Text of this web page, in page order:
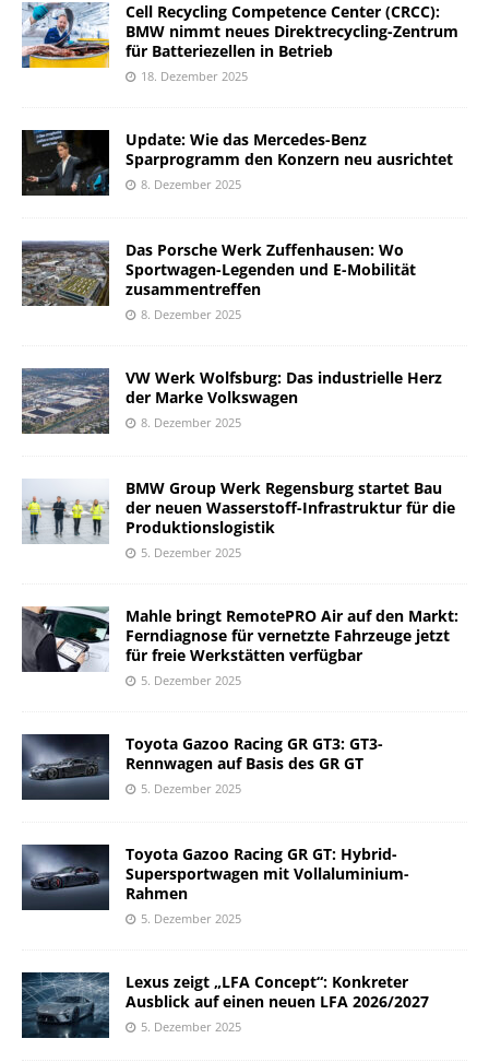
Cell Recycling Competence Center (CRCC):
BMW nimmt neues Direktrecycling-Zentrum
für Batteriezellen in Betrieb
18. Dezember 2025
Update: Wie das Mercedes-Benz
Sparprogramm den Konzern neu ausrichtet
8. Dezember 2025
Das Porsche Werk Zuffenhausen: Wo
Sportwagen-Legenden und E-Mobilität
zusammentreffen
8. Dezember 2025
VW Werk Wolfsburg: Das industrielle Herz
der Marke Volkswagen
8. Dezember 2025
BMW Group Werk Regensburg startet Bau
der neuen Wasserstoff-Infrastruktur für die
Produktionslogistik
5. Dezember 2025
Mahle bringt RemotePRO Air auf den Markt:
Ferndiagnose für vernetzte Fahrzeuge jetzt
für freie Werkstätten verfügbar
5. Dezember 2025
Toyota Gazoo Racing GR GT3: GT3-
Rennwagen auf Basis des GR GT
5. Dezember 2025
Toyota Gazoo Racing GR GT: Hybrid-
Supersportwagen mit Vollaluminium-
Rahmen
5. Dezember 2025
Lexus zeigt „LFA Concept“: Konkreter
Ausblick auf einen neuen LFA 2026/2027
5. Dezember 2025